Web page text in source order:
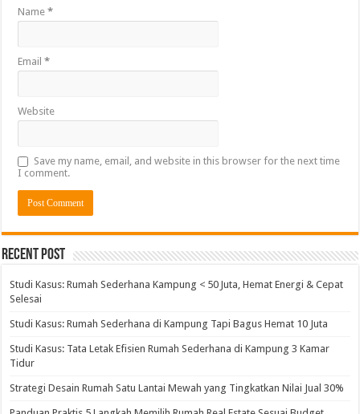
Name*
Email*
Website
Save my name, email, and website in this browser for the next time
I comment.
Alternative:
Recent Post
Studi Kasus: Rumah Sederhana Kampung < 50 Juta, Hemat Energi & Cepat
Selesai
Studi Kasus: Rumah Sederhana di Kampung Tapi Bagus Hemat 10 Juta
Studi Kasus: Tata Letak Efisien Rumah Sederhana di Kampung 3 Kamar
Tidur
Strategi Desain Rumah Satu Lantai Mewah yang Tingkatkan Nilai Jual 30%